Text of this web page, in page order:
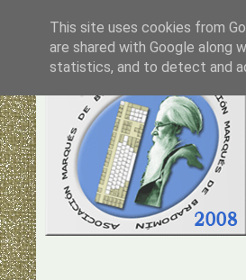
This site uses cookies from
are shared with Google along
statistics, and to detect and